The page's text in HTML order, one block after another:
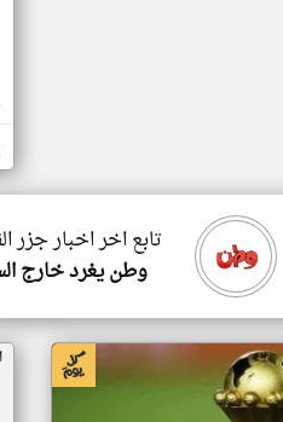
تابع اخر اخبار جزر
وطن يغرد خارج